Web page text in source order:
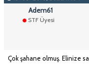
Adem61
STF Üyesi
Çok şahane olmuş. Elinize